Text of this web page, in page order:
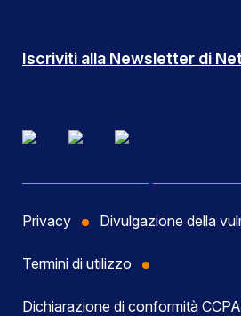
Iscriviti alla Newsletter di
Privacy Divulgazione della
Termini di utilizzo
Dichiarazione di conformità